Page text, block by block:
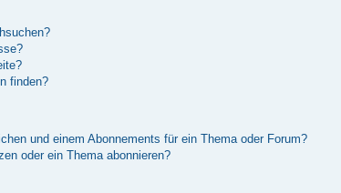
finden?
und einem Abonnements für ein Thema oder Forum?
oder ein Thema abonnieren?